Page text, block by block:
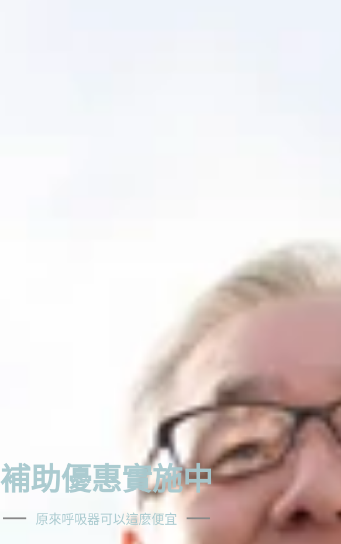
補助優惠實施中
原來呼吸器可以這麼便宜